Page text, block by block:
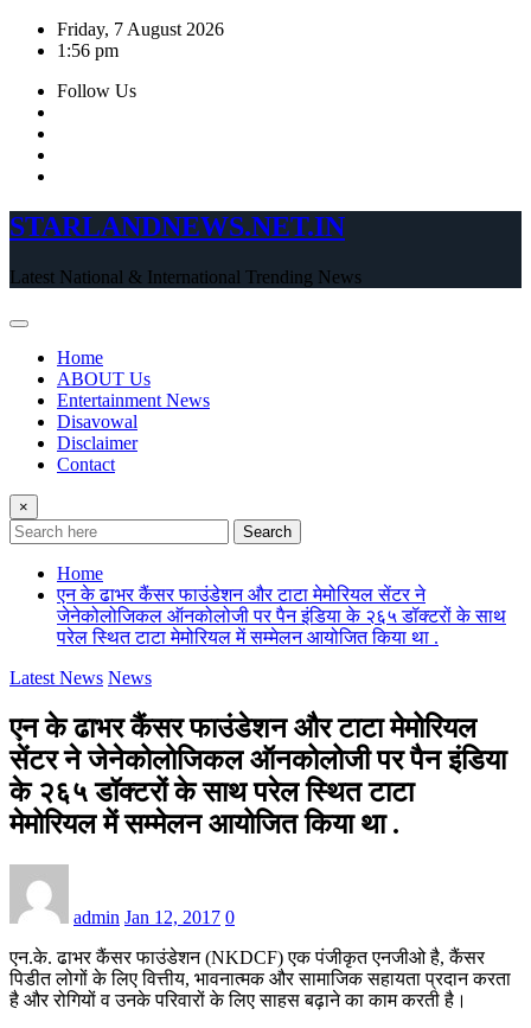
Skip
Friday, 7 August 2026
1:56 pm
Follow Us
STARLANDNEWS.NET.IN
Latest National & International Trending News
Home
ABOUT Us
Entertainment News
Disavowal
Disclaimer
Contact
×
Search
Home
एन के ढाभर कैंसर फाउंडेशन और टाटा मेमोरियल सेंटर ने
जेनेकोलोजिकल ऑनकोलोजी पर पैन इंडिया के २६५ डॉक्टरों के साथ
परेल स्थित टाटा मेमोरियल में सम्मेलन आयोजित किया था .
Latest News News
एन के ढाभर कैंसर फाउंडेशन और टाटा मेमोरियल
सेंटर ने जेनेकोलोजिकल ऑनकोलोजी पर पैन इंडिया
के २६५ डॉक्टरों के साथ परेल स्थित टाटा
मेमोरियल में सम्मेलन आयोजित किया था .
admin Jan 12, 2017 0
एन.के. ढाभर कैंसर फाउंडेशन (NKDCF) एक पंजीकृत एनजीओ है, कैंसर
पिडीत लोगों के लिए वित्तीय, भावनात्मक और सामाजिक सहायता प्रदान करता
है और रोगियों व उनके परिवारों के लिए साहस बढ़ाने का काम करती है।